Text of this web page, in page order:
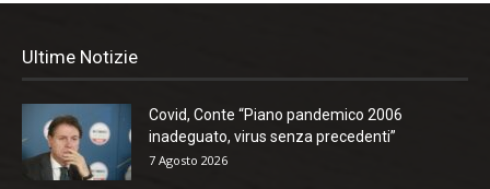
Ultime Notizie
Covid, Conte “Piano pandemico 2006
inadeguato, virus senza precedenti”
7 Agosto 2026